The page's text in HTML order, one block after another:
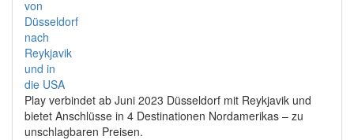
Play verbindet ab Juni 2023 Düsseldorf mit Reykjavik und
bietet Anschlüsse in 4 Destinationen Nordamerikas – zu
unschlagbaren Preisen.